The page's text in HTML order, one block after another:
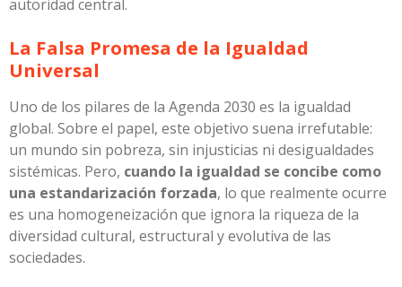
autoridad central.
La Falsa Promesa de la Igualdad
Universal
Uno de los pilares de la Agenda 2030 es la igualdad
global. Sobre el papel, este objetivo suena irrefutable:
un mundo sin pobreza, sin injusticias ni desigualdades
sistémicas. Pero, cuando la igualdad se concibe como
una estandarización forzada, lo que realmente ocurre
es una homogeneización que ignora la riqueza de la
diversidad cultural, estructural y evolutiva de las
sociedades.